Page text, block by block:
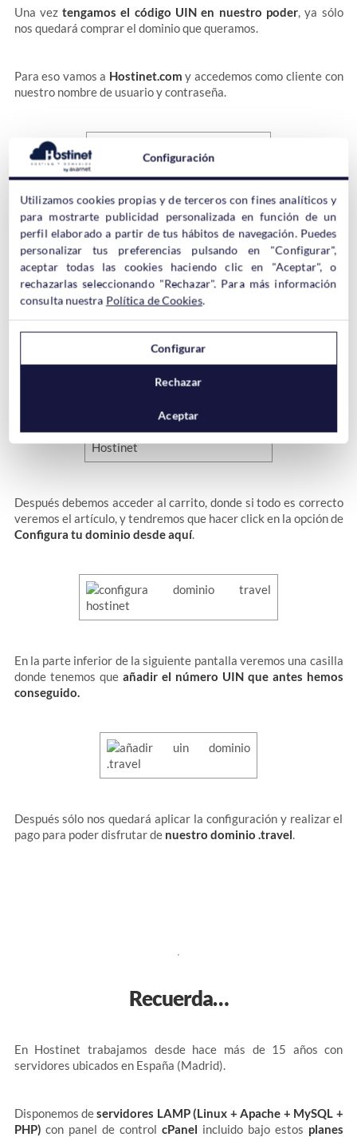
Una veztengamos el código UIN en nuestro poder, ya sólo
nos quedará comprar el dominio que queramos.
Para eso vamos a Hostinet.com y accedemos como cliente con
nuestro nombre de usuario y contraseña.
Una vez logueados haremos click enContratar y añadiremos el
nombre del dominio que queramos en el buscador.
añadirá el producto a nuestro carrito.
Después debemos acceder al carrito, donde si todo es correcto
veremos el artículo, y tendremos que hacer click en la opción de
Configura tu dominio desde aquí.
En la parte inferior de la siguiente pantalla veremos una casilla
donde tenemos que añadir el número UIN que antes hemos
conseguido.
Después sólo nos quedará aplicar la configuración y realizar el
pago para poder disfrutar de nuestro dominio .travel.
Recuerda…
En Hostinet trabajamos desde hace más de 15 años con
servidores ubicados en España (Madrid).
Disponemos deservidores LAMP (Linux + Apache + MySQL +
PHP) con panel de control cPanel incluido bajo estos planes
Configuración
Utilizamos cookies propias y de terceros con fines analíticos y
para mostrarte publicidad personalizada en función de un
perfil elaborado a partir de tus hábitos de navegación. Puedes
personalizar tus preferencias pulsando en "Configurar",
aceptar todas las cookies haciendo clic en "Aceptar", o
rechazarlas seleccionando "Rechazar". Para más información
consulta nuestra Política de Cookies.
Configurar
Rechazar
Aceptar